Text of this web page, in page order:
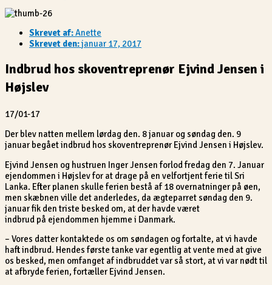
Skrevet af:Anette
Skrevet den:januar 17, 2017
Indbrud hos skoventreprenør Ejvind Jensen i
Højslev
17/01-17
Der blev natten mellem lørdag den. 8 januar og søndag den. 9
januar begået indbrud hos skoventreprenør Ejvind Jensen i Højslev.
Ejvind Jensen og hustruen Inger Jensen forlod fredag den 7. Januar
ejendommen i Højslev for at drage på en velfortjent ferie til Sri
Lanka. Efter planen skulle ferien bestå af 18 overnatninger på øen,
men skæbnen ville det anderledes, da ægteparret søndag den 9.
januar fik den triste besked om, at der havde været
indbrud på ejendommen hjemme i Danmark.
– Vores datter kontaktede os om søndagen og fortalte, at vi havde
haft indbrud. Hendes første tanke var egentlig at vente med at give
os besked, men omfanget af indbruddet var så stort, at vi var nødt til
at afbryde ferien, fortæller Ejvind Jensen.